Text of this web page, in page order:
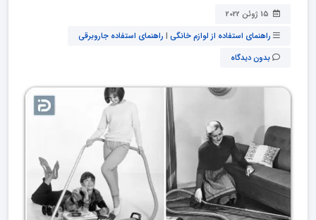
راهنمای استفاده از لوازم خانگی | راهنمای استفاده جاروبرقی
بدون دیدگاه